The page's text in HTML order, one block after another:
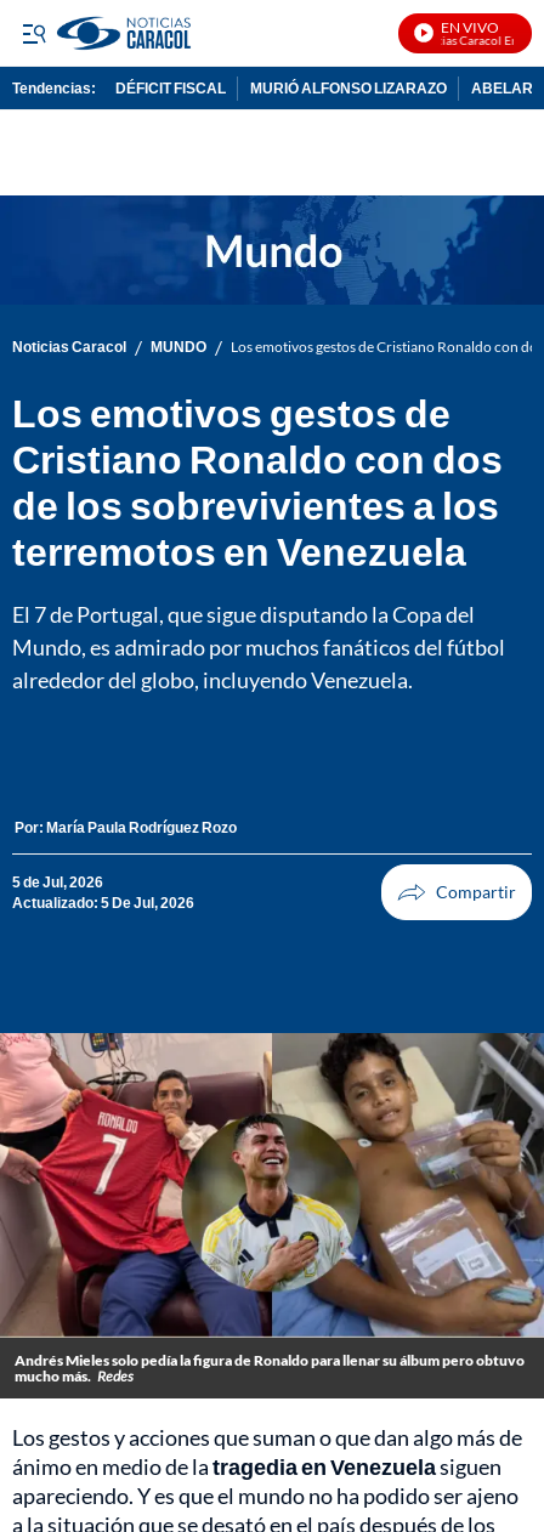
EN VIVO
Noticias Caracol En Vivo
Tendencias: DÉFICIT FISCAL MURIÓ ALFONSO LIZARAZO
Noticias Caracol / MUNDO / Los emotivos gestos de Cristiano Ronaldo con
Los emotivos gestos de
Cristiano Ronaldo con dos
de los sobrevivientes a los
terremotos en Venezuela
El 7 de Portugal, que sigue disputando la Copa del
Mundo, es admirado por muchos fanáticos del fútbol
alrededor del globo, incluyendo Venezuela.
Por: María Paula Rodríguez Rozo
5 de Jul, 2026
Actualizado: 5 De Jul, 2026
Andrés Mieles solo pedía la figura de Ronaldo para llenar su álbum pero obtuvo
mucho más. Redes
Los gestos y acciones que suman o que dan algo más de
ánimo en medio de latragedia en Venezuelasiguen
apareciendo. Y es que el mundo no ha podido ser ajeno
a la situación que se desató en el país después de los